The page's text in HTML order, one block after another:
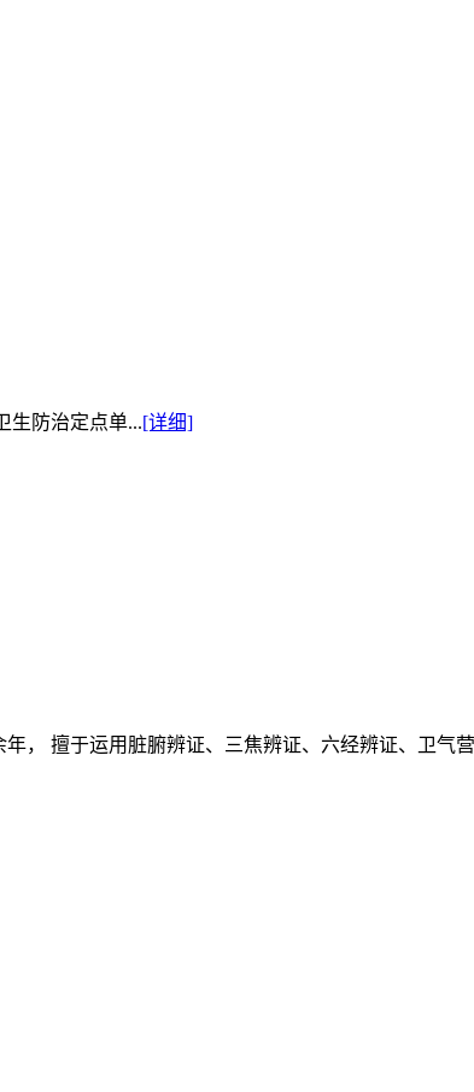
生防治定点单...[详细]
， 擅于运用脏腑辨证、三焦辨证、六经辨证、卫气